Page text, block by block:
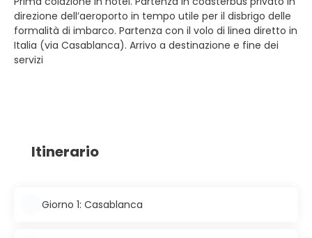
direzione dell’aeroporto in tempo utile per il disbrigo delle
formalità di imbarco. Partenza con il volo di linea diretto in
Italia (via Casablanca). Arrivo a destinazione e fine dei
servizi
Itinerario
Giorno 1: Casablanca